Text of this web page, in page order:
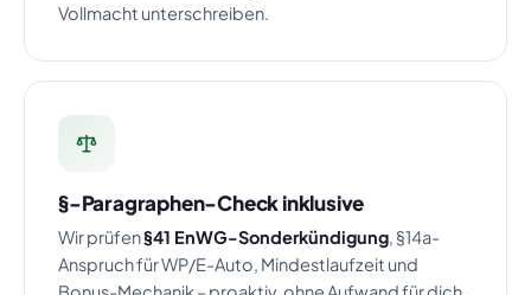
Vollmacht unterschreiben.
§-Paragraphen-Check inklusive
Wir prüfen§41 EnWG-Sonderkündigung , §14a-
Anspruch für WP/E-Auto, Mindestlaufzeit und